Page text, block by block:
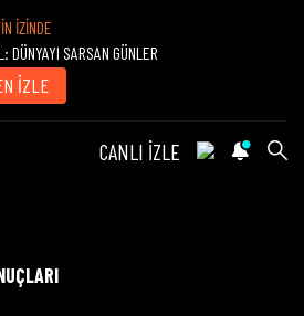
İZİNDE
DÜNYAYI SARSAN GÜNLER
İZLE
CANLI İZLE